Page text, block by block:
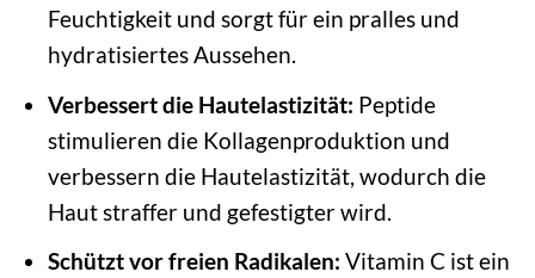
Feuchtigkeit und sorgt für ein pralles und
hydratisiertes Aussehen.
Verbessert die Hautelastizität: Peptide
stimulieren die Kollagenproduktion und
verbessern die Hautelastizität, wodurch die
Haut straffer und gefestigter wird.
Schützt vor freien Radikalen: Vitamin C ist ein